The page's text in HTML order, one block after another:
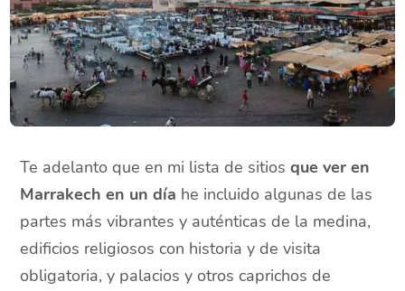
Te adelanto que en mi lista de sitiosque ver en
Marrakech en un día he incluido algunas de las
partes más vibrantes y auténticas de la medina,
edificios religiosos con historia y de visita
obligatoria, y palacios y otros caprichos de